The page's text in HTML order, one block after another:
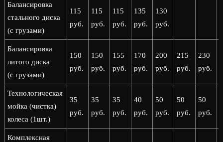
Балансировка
стального диска
(с грузами)
115
руб.
115
руб.
115
руб.
135
руб.
130
руб.
Балансировка
литого диска
(с грузами)
150
руб.
150
руб.
155
руб.
170
руб.
200
руб.
215
руб.
230
руб.
Технологическая
мойка (чистка)
колеса (1шт.)
35
руб.
35
руб.
35
руб.
40
руб.
50
руб.
50
руб.
50
руб.
Комплексная